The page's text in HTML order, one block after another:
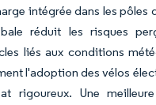
intégrée dans les pôles
réduit les risques
liés aux conditions
l'adoption des vélos
rigoureux. Une